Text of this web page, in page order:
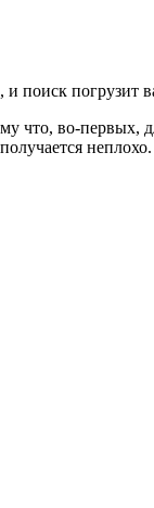
поиск
что, во-
неплохо.